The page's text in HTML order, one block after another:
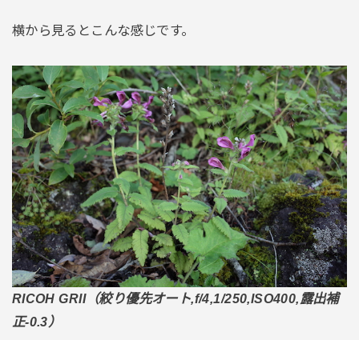
横から見るとこんな感じです。
RICOH GRII（絞り優先オート,f/4,1/250,ISO400,露出補
正-0.3）